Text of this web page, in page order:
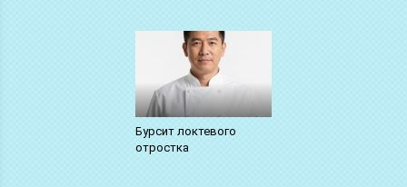
Бурсит локтевого
отростка